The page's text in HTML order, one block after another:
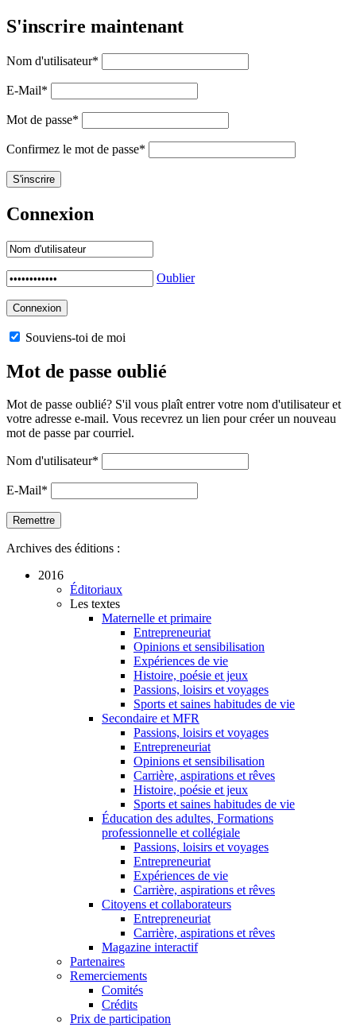
S'inscrire maintenant
Nom d'utilisateur*
E-Mail*
Mot de passe*
Confirmez le mot de passe*
Connexion
Oublier
Souviens-toi de moi
Mot de passe oublié
Mot de passe oublié? S'il vous plaît entrer votre nom d'utilisateur et
votre adresse e-mail. Vous recevrez un lien pour créer un nouveau
mot de passe par courriel.
Nom d'utilisateur*
E-Mail*
Archives des éditions :
2016
Éditoriaux
Les textes
Maternelle et primaire
Entrepreneuriat
Opinions et sensibilisation
Expériences de vie
Histoire, poésie et jeux
Passions, loisirs et voyages
Sports et saines habitudes de vie
Secondaire et MFR
Passions, loisirs et voyages
Entrepreneuriat
Opinions et sensibilisation
Carrière, aspirations et rêves
Histoire, poésie et jeux
Sports et saines habitudes de vie
Éducation des adultes, Formations
professionnelle et collégiale
Passions, loisirs et voyages
Entrepreneuriat
Expériences de vie
Carrière, aspirations et rêves
Citoyens et collaborateurs
Entrepreneuriat
Carrière, aspirations et rêves
Magazine interactif
Partenaires
Remerciements
Comités
Crédits
Prix de participation